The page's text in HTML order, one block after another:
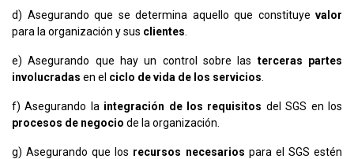
d) Asegurando que se determina aquello que constituye valor
para la organización y sus clientes
e) Asegurando que hay un control sobre las terceras partes
involucradas en el ciclo de vida de los servicios
f) Asegurando la integración de los requisitos del SGS en los
procesos de negocio de la organización.
g) Asegurando que los recursos necesarios para el SGS estén